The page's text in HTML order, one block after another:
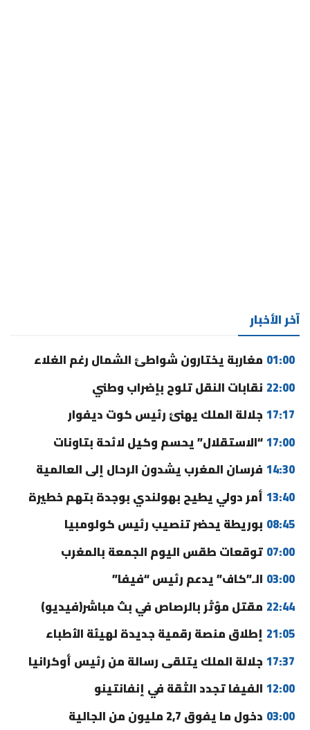
آخر الأخبار
01:00 مغاربة يختارون شواطئ الشمال رغم الغلاء
22:00 نقابات النقل تلوح بإضراب وطني
17:17 جلالة الملك يهنئ رئيس كوت ديفوار
17:00“الاستقلال” يحسم وكيل لائحة بتاونات
14:30 فرسان المغرب يشدون الرحال إلى العالمية
13:40 أمر دولي يطيح بهولندي بوجدة بتهم خطيرة
08:45 بوريطة يحضر تنصيب رئيس كولومبيا
07:00 توقعات طقس اليوم الجمعة بالمغرب
03:00 الـ”كاف” يدعم رئيس “فيفا”
22:44 مقتل مؤثر بالرصاص في بث مباشر(فيديو)
21:05 إطلاق منصة رقمية جديدة لهيئة الأطباء
17:37 جلالة الملك يتلقى رسالة من رئيس أوكرانيا
12:00 الفيفا تجدد الثقة في إنفانتينو
03:00 دخول ما يفوق 2,7 مليون من الجالية